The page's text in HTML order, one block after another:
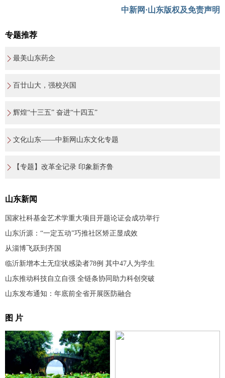
中新网·山东版权及免责声明
专题推荐
最美山东药企
百廿山大，强校兴国
辉煌“十三五” 奋进“十四五”
文化山东——中新网山东文化专题
【专题】改革全记录 印象新齐鲁
山东新闻
国家社科基金艺术学重大项目开题论证会成功举行
山东沂源：“一定五动”巧推社区矫正显成效
从淄博飞跃到齐国
临沂新增本土无症状感染者78例 其中47人为学生
山东推动科技自立自强 全链条协同助力科创突破
山东发布通知：年底前全省开展医防融合
图 片